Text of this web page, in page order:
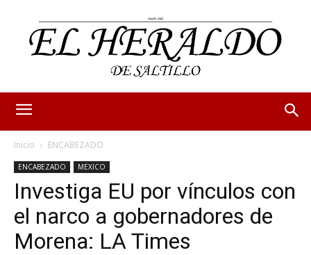
Inicio ENCABEZADO
ENCABEZADO MEXICO
Investiga EU por vínculos con
el narco a gobernadores de
Morena: LA Times